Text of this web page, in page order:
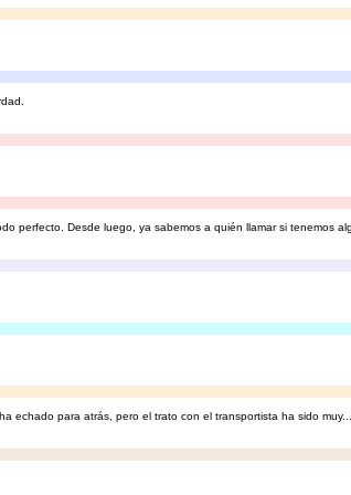
perfecto. Desde luego, ya sabemos a quién llamar si tenemos
echado para atrás, pero el trato con el transportista ha sido muy...